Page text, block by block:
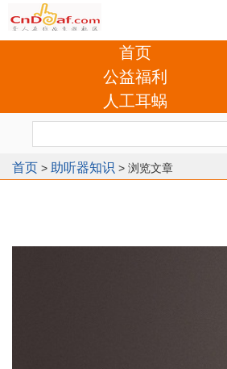
首页
公益福利
人工耳蜗
首页 > 助听器知识 > 浏览文章